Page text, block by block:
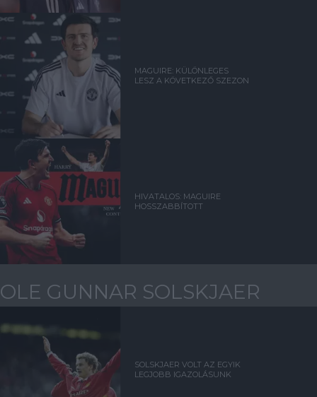
MAGUIRE: KÜLÖNLEGES
LESZ A KÖVETKEZŐ SZEZON
HIVATALOS: MAGUIRE
HOSSZABBÍTOTT
OLE GUNNAR SOLSKJAER
SOLSKJAER VOLT AZ EGYIK
LEGJOBB IGAZOLÁSUNK